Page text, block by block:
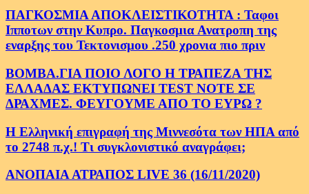
ΠΑΓΚΟΣΜΙΑ ΑΠΟΚΛΕΙΣΤΙΚΟΤΗΤΑ : Ταφοι
Ιπποτων στην Κυπρο. Παγκοσμια Ανατροπη της
εναρξης του Τεκτονισμου .250 χρονια πιο πριν
ΒΟΜΒΑ.ΓΙΑ ΠΟΙΟ ΛΟΓΟ Η ΤΡΑΠΕΖΑ ΤΗΣ
ΕΛΛΑΔΑΣ ΕΚΤΥΠΩΝΕΙ TEST NOTE ΣΕ
ΔΡΑΧΜΕΣ. ΦΕΥΓΟΥΜΕ ΑΠΟ ΤΟ ΕΥΡΩ ?
Η Ελληνική επιγραφή της Μιννεσότα των ΗΠΑ από
το 2748 π.χ.! Τι συγκλονιστικό αναγράφει;
ΑΝΟΠΑΙΑ ΑΤΡΑΠΟΣ LIVE 36 (16/11/2020)